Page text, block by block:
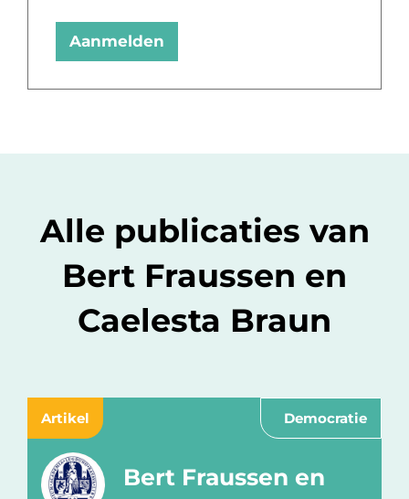
Aanmelden
Alle publicaties van
Bert Fraussen en
Caelesta Braun
Artikel Democratie
Bert Fraussen en